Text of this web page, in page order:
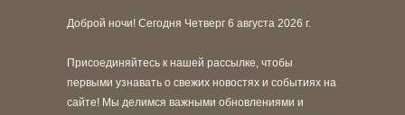
Доброй ночи! Сегодня Четверг 6 августа 2026 г.
Присоединяйтесь к нашей рассылке, чтобы
первыми узнавать о свежих новостях и событиях на
сайте! Мы делимся важными обновлениями и